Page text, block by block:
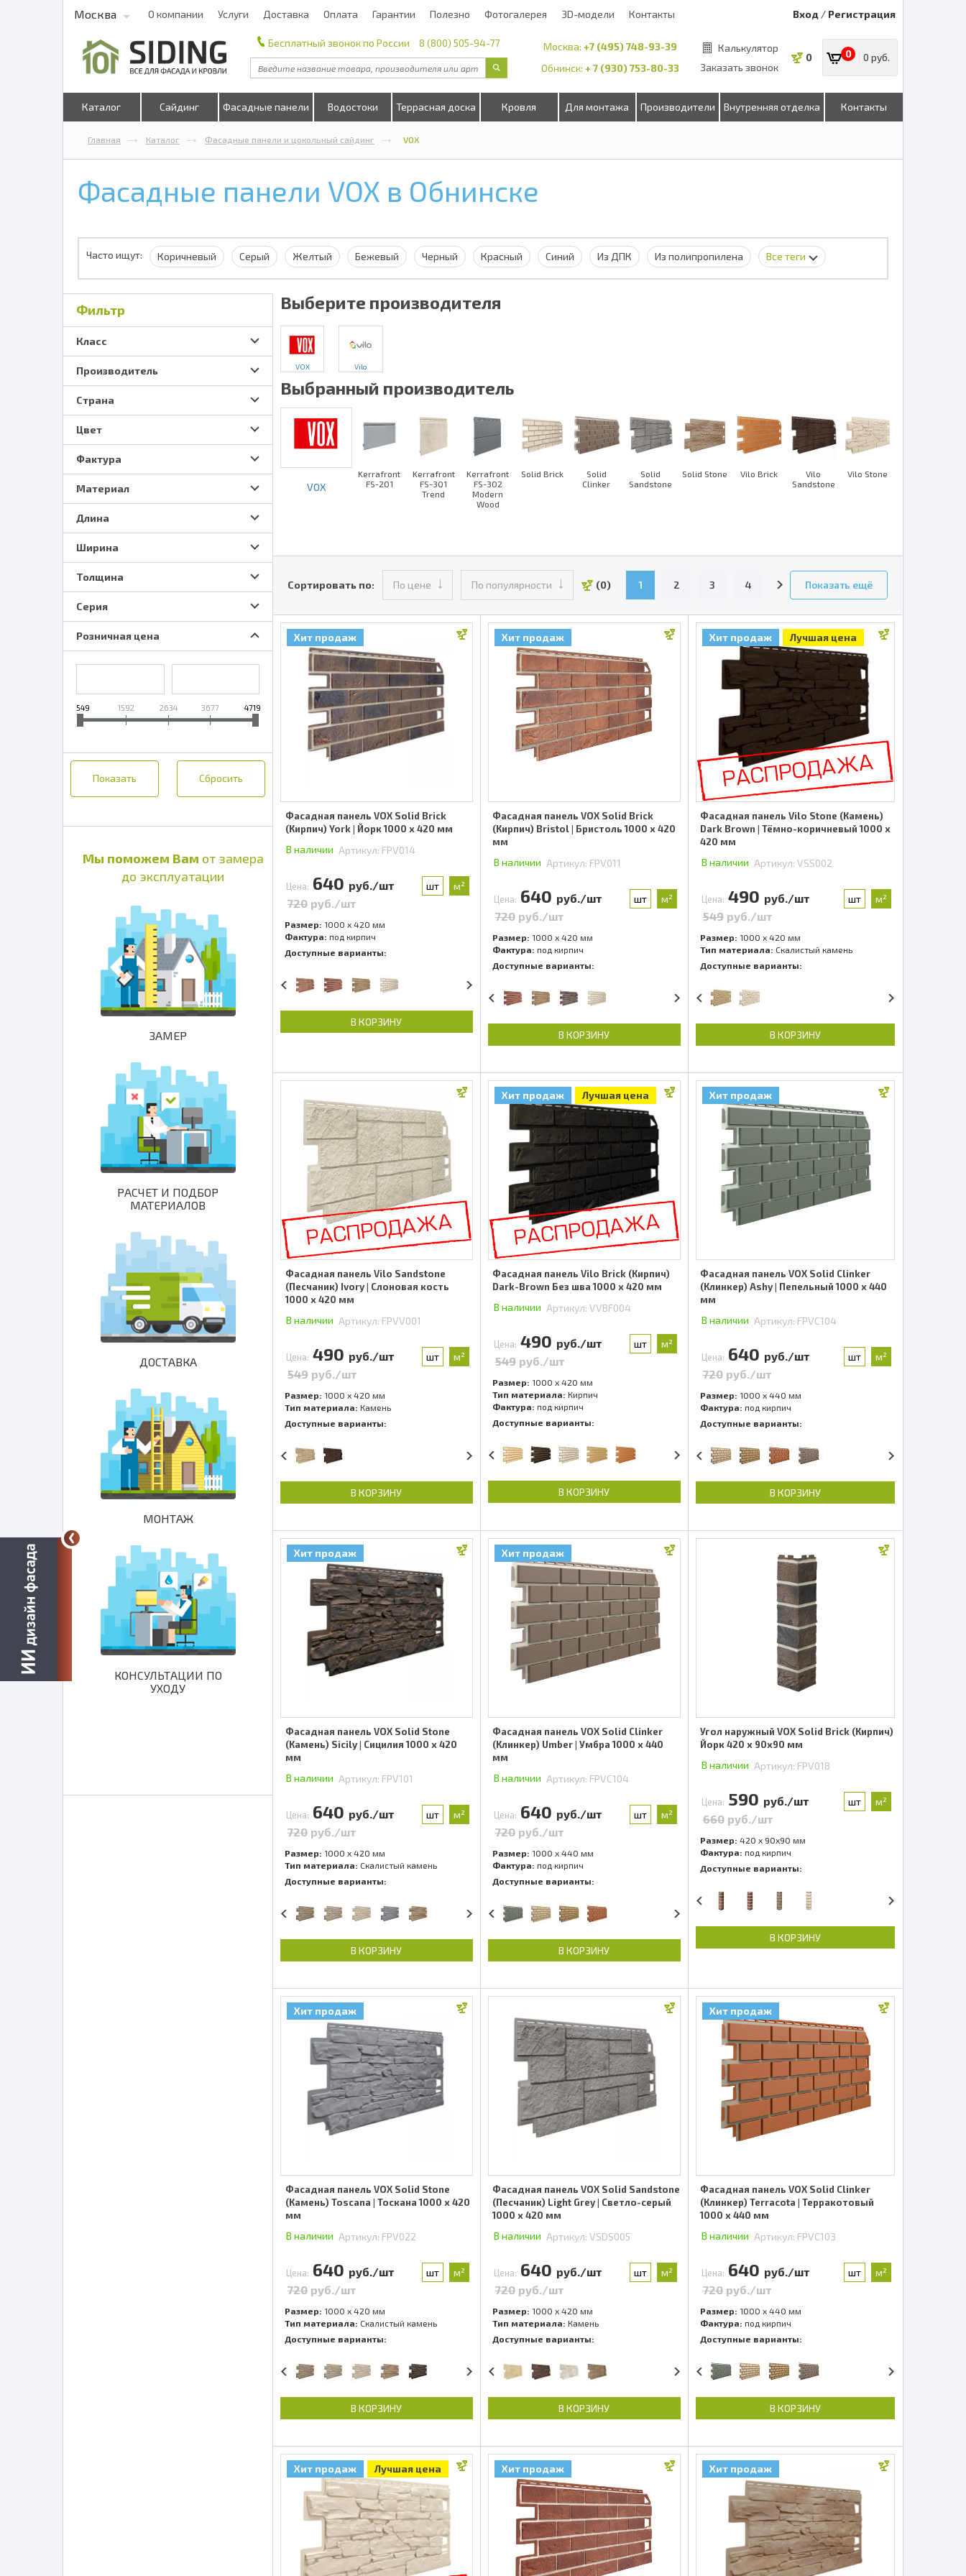
Москва О компании Услуги Доставка Оплата Гарантии Полезно Фотогалерея 3D-модели Контакты Вход / Регистрация
Бесплатный звонок по России 8 (800) 505-94-77 Москва: +7 (495) 748-93-39
Обнинск: + 7 (930) 753-80-33
Калькулятор
Заказать звонок
0 0 0 руб.
Каталог Сайдинг Фасадные панели Водостоки Террасная доска Кровля Для монтажа Производители Внутренняя отделка Контакты
Главная Каталог Фасадные панели и цокольный сайдинг VOX
Фасадные панели VOX в Обнинске
Часто ищут: Коричневый Серый Желтый Бежевый Черный Красный Синий Из ДПК Из полипропилена Все теги
Фильтр
Класс
Производитель
Страна
Цвет
Фактура
Материал
Длина
Ширина
Толщина
Серия
Розничная цена
549 1592 2634 3677 4719
Мы поможем Вам от замера
до эксплуатации
ЗАМЕР
РАСЧЕТ И ПОДБОР
МАТЕРИАЛОВ
ДОСТАВКА
МОНТАЖ
КОНСУЛЬТАЦИИ ПО
УХОДУ
Выберите производителя
VOX Vilo
Выбранный производитель
VOX
Kerrafront
FS-201
Kerrafront
FS-301
Trend
Kerrafront
FS-302
Modern
Wood
Solid Brick
Solid
Clinker
Solid
Sandstone
Solid Stone Vilo Brick
Vilo
Sandstone
Vilo Stone
Сортировать по: По цене По популярности (0) 1 2 3 4 Показать ещё
Хит продаж
Фасадная панель VOX Solid Brick
(Кирпич) York | Йорк 1000 x 420 мм
В наличии Артикул: FPV014
Цена: 640 руб./шт шт м²
720 руб./шт
Размер: 1000 x 420 мм
Фактура: под кирпич
Доступные варианты:
В КОРЗИНУ
Хит продаж
Фасадная панель VOX Solid Brick
(Кирпич) Bristol | Бристоль 1000 x 420
мм
В наличии Артикул: FPV011
Цена: 640 руб./шт шт м²
720 руб./шт
Размер: 1000 x 420 мм
Фактура: под кирпич
Доступные варианты:
В КОРЗИНУ
Хит продаж Лучшая цена
Фасадная панель Vilo Stone (Камень)
Dark Brown | Тёмно-коричневый 1000 x
420 мм
В наличии Артикул: VSS002
Цена: 490 руб./шт шт м²
549 руб./шт
Размер: 1000 x 420 мм
Тип материала: Скалистый камень
Доступные варианты:
В КОРЗИНУ
Фасадная панель Vilo Sandstone
(Песчаник) Ivory | Слоновая кость
1000 x 420 мм
В наличии Артикул: FPVV001
Цена: 490 руб./шт шт м²
549 руб./шт
Размер: 1000 x 420 мм
Тип материала: Камень
Доступные варианты:
В КОРЗИНУ
Хит продаж Лучшая цена
Фасадная панель Vilo Brick (Кирпич)
Dark-Brown Без шва 1000 x 420 мм
В наличии Артикул: VVBF004
Цена: 490 руб./шт шт м²
549 руб./шт
Размер: 1000 x 420 мм
Тип материала: Кирпич
Фактура: под кирпич
Доступные варианты:
В КОРЗИНУ
Хит продаж
Фасадная панель VOX Solid Clinker
(Клинкер) Ashy | Пепельный 1000 x 440
мм
В наличии Артикул: FPVC104
Цена: 640 руб./шт шт м²
720 руб./шт
Размер: 1000 x 440 мм
Фактура: под кирпич
Доступные варианты:
В КОРЗИНУ
Хит продаж
Фасадная панель VOX Solid Stone
(Камень) Sicily | Сицилия 1000 x 420
мм
В наличии Артикул: FPV101
Цена: 640 руб./шт шт м²
720 руб./шт
Размер: 1000 x 420 мм
Тип материала: Скалистый камень
Доступные варианты:
В КОРЗИНУ
Хит продаж
Фасадная панель VOX Solid Clinker
(Клинкер) Umber | Умбра 1000 x 440
мм
В наличии Артикул: FPVC104
Цена: 640 руб./шт шт м²
720 руб./шт
Размер: 1000 x 440 мм
Фактура: под кирпич
Доступные варианты:
В КОРЗИНУ
Угол наружный VOX Solid Brick (Кирпич)
Йорк 420 x 90х90 мм
В наличии Артикул: FPV018
Цена: 590 руб./шт шт м²
660 руб./шт
Размер: 420 x 90х90 мм
Фактура: под кирпич
Доступные варианты:
В КОРЗИНУ
Хит продаж
Фасадная панель VOX Solid Stone
(Камень) Toscana | Тоскана 1000 x 420
мм
В наличии Артикул: FPV022
Цена: 640 руб./шт шт м²
720 руб./шт
Размер: 1000 x 420 мм
Тип материала: Скалистый камень
Доступные варианты:
В КОРЗИНУ
Фасадная панель VOX Solid Sandstone
(Песчаник) Light Grey | Светло-серый
1000 x 420 мм
В наличии Артикул: VSDS005
Цена: 640 руб./шт шт м²
720 руб./шт
Размер: 1000 x 420 мм
Тип материала: Камень
Доступные варианты:
В КОРЗИНУ
Хит продаж
Фасадная панель VOX Solid Clinker
(Клинкер) Terracota | Терракотовый
1000 x 440 мм
В наличии Артикул: FPVC103
Цена: 640 руб./шт шт м²
720 руб./шт
Размер: 1000 x 440 мм
Фактура: под кирпич
Доступные варианты:
В КОРЗИНУ
Хит продаж Лучшая цена Хит продаж Хит продаж